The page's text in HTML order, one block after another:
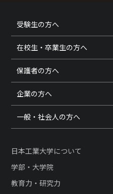
受験生の方へ
在校生・卒業生の方へ
保護者の方へ
企業の方へ
一般・社会人の方へ
日本工業大学について
学部・大学院
教育力・研究力